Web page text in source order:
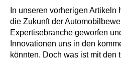
In unseren vorherigen
die Zukunft der
Expertisebranche geworfen
Innovationen uns in den
könnten. Doch was ist mit den